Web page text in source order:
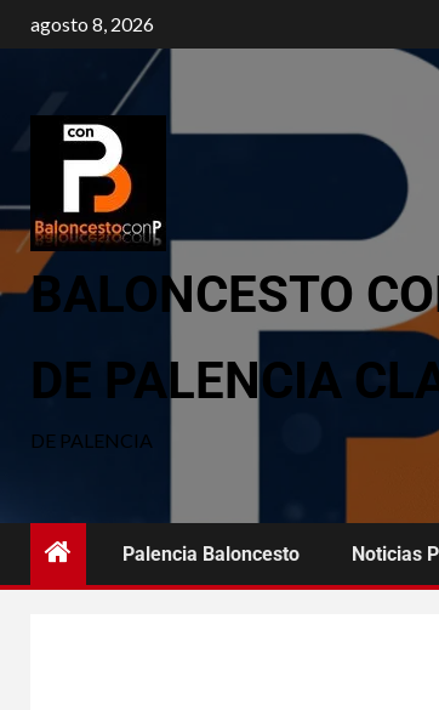
agosto 8, 2026
BALONCESTO
DE PALENCIA
DE PALENCIA
Palencia Baloncesto Noticias